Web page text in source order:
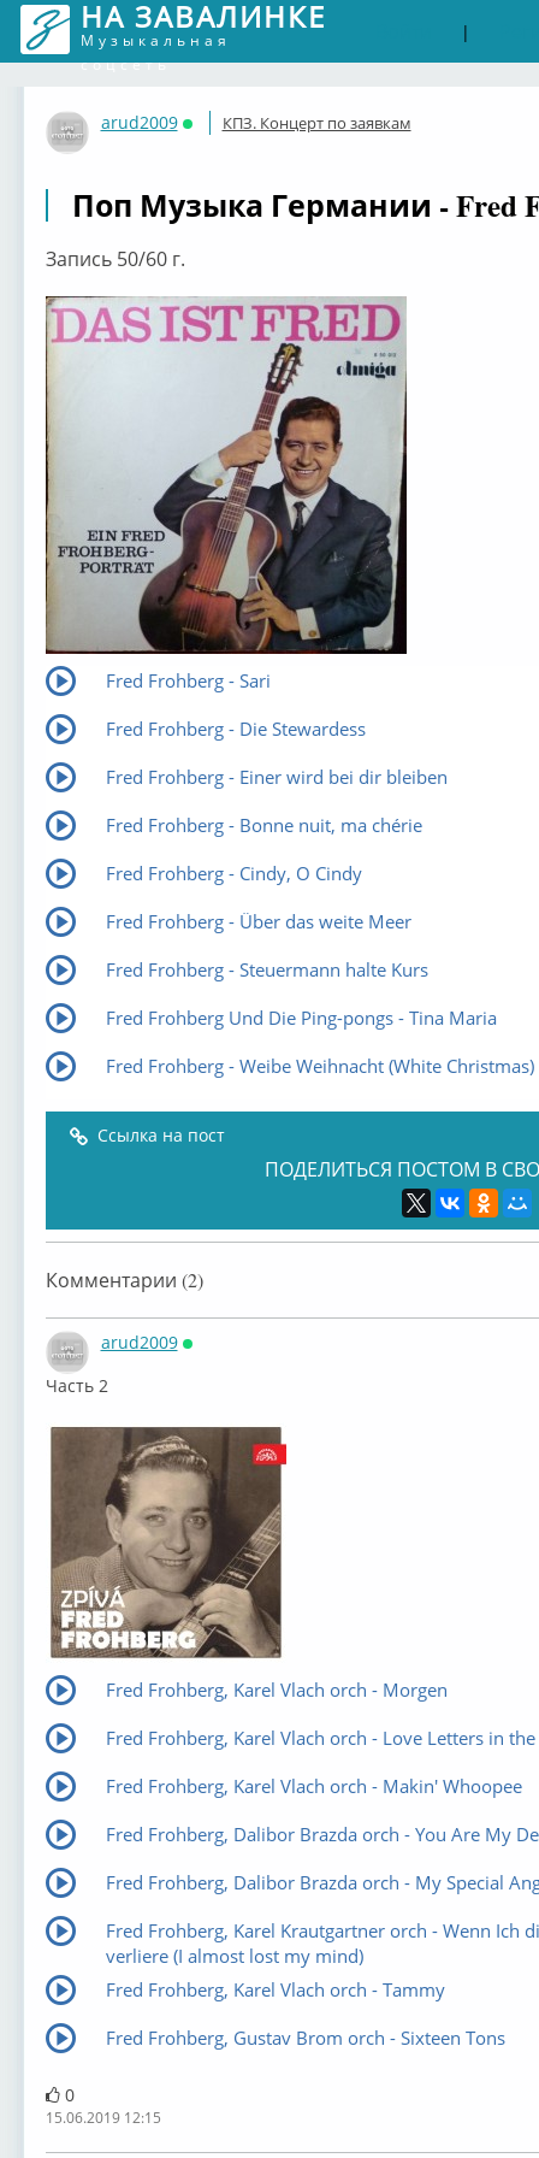
НА ЗАВАЛИНКЕ
Музыкальная
соцсеть
|
arud2009
Онлайн
КПЗ. Концерт по заявкам
Поп Музыка Германии - Fred
Запись 50/60 г.
Fred Frohberg - Sari
Fred Frohberg - Die Stewardess
Fred Frohberg - Einer wird bei dir bleiben
Fred Frohberg - Bonne nuit, ma chérie
Fred Frohberg - Cindy, O Cindy
Fred Frohberg - Über das weite Meer
Fred Frohberg - Steuermann halte Kurs
Fred Frohberg Und Die Ping-pongs - Tina Maria
Fred Frohberg - Weibe Weihnacht (White Christmas)
Ссылка на пост
ПОДЕЛИТЬСЯ ПОСТОМ В
Комментарии (2)
arud2009
Часть 2
Fred Frohberg, Karel Vlach orch - Morgen
Fred Frohberg, Karel Vlach orch - Love Letters in the
Fred Frohberg, Karel Vlach orch - Makin' Whoopee
Fred Frohberg, Dalibor Brazda orch - You Are My
Fred Frohberg, Dalibor Brazda orch - My Special
Fred Frohberg, Karel Krautgartner orch - Wenn Ich
verliere (I almost lost my mind)
Fred Frohberg, Karel Vlach orch - Tammy
Fred Frohberg, Gustav Brom orch - Sixteen Tons
0
15.06.2019 12:15